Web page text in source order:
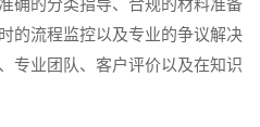
确的分类指导、合规的材料准备
的流程监控以及专业的争议解决
专业团队、客户评价以及在知识